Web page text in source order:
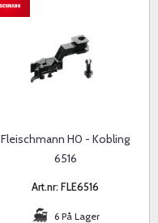
Fleischmann H0 - Kobling
6516
Art.nr: FLE6516
6 På Lager